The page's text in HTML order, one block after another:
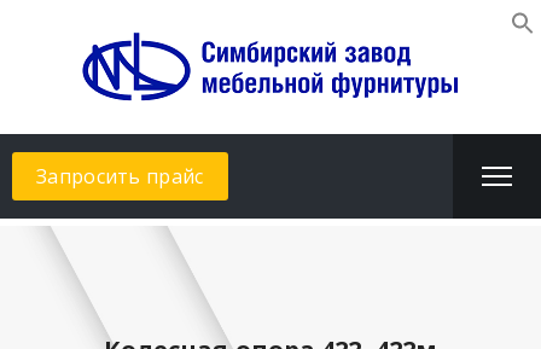
Запросить прайс